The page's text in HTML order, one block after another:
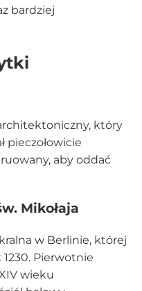
bardziej
który
pieczołowicie
aby oddać
Mikołaja
w Berlinie, której
Pierwotnie
wieku